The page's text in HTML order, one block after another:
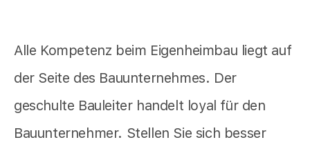
Alle Kompetenz beim Eigenheimbau liegt auf
der Seite des Bauunternehmes. Der
geschulte Bauleiter handelt loyal für den
Bauunternehmer. Stellen Sie sich besser